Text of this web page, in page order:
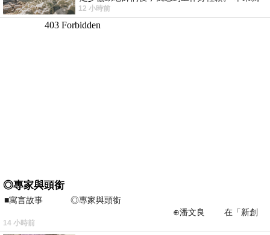
不是我的工作啊。 真
12 小時前
◎專家與頭銜
■寓言故事 ◎專家與頭銜
⊕潘文良 在「新創
之谷」裡——
14 小時前